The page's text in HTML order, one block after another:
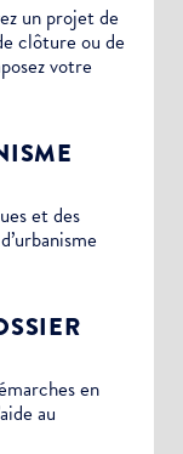
un projet de
clôture ou de
votre
et des
en
au